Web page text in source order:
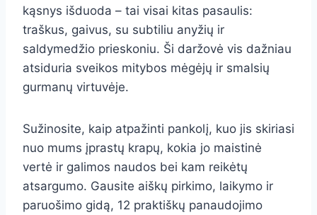
kąsnys išduoda – tai visai kitas pasaulis:
traškus, gaivus, su subtiliu anyžių ir
saldymedžio prieskoniu. Ši daržovė vis dažniau
atsiduria sveikos mitybos mėgėjų ir smalsių
gurmanų virtuvėje.
Sužinosite, kaip atpažinti pankolį, kuo jis skiriasi
nuo mums įprastų krapų, kokia jo maistinė
vertė ir galimos naudos bei kam reikėtų
atsargumo. Gausite aiškų pirkimo, laikymo ir
paruošimo gidą, 12 praktiškų panaudojimo